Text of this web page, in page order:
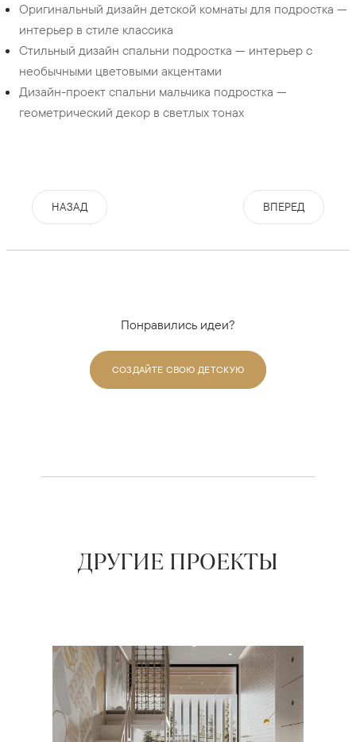
Оригинальный дизайн детской комнаты для подростка —
интерьер в стиле классика
Стильный дизайн спальни подростка — интерьер с
необычными цветовыми акцентами
Дизайн-проект спальни мальчика подростка —
геометрический декор в светлых тонах
НАЗАД ВПЕРЕД
Понравились идеи?
СОЗДАЙТЕ СВОЮ ДЕТСКУЮ
ДРУГИЕ ПРОЕКТЫ